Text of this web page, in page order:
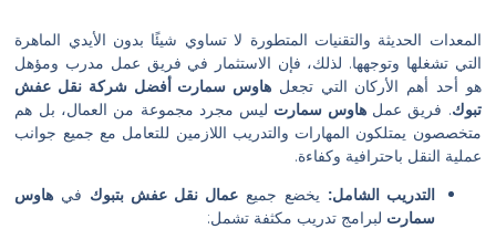
والتقنيات المتطورة لا تساوي شيئًا بدون الأيدي الماهرة
وتوجهها. لذلك، فإن الاستثمار في فريق عمل مدرب ومؤهل
التي تجعلهاوس سمارت أفضل شركة نقل عفش
عملهاوس سمارتليس مجرد مجموعة من العمال، بل هم
المهارات والتدريب اللازمين للتعامل مع جميع جوانب
وكفاءة.
الشامل:يخضع جميع عمال نقل عفش بتبوكفيهاوس
لبرامج تدريب مكثفة تشمل: